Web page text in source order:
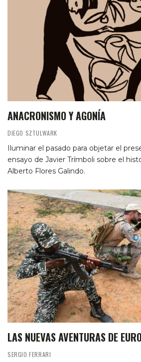
ANACRONISMO Y AGONÍA
DIEGO SZTULWARK
Iluminar el pasado para objetar el
ensayo de Javier Trímboli sobre el
Alberto Flores Galindo.
LAS NUEVAS AVENTURAS DE
SERGIO FERRARI